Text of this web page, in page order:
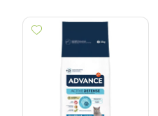
Add wishlist